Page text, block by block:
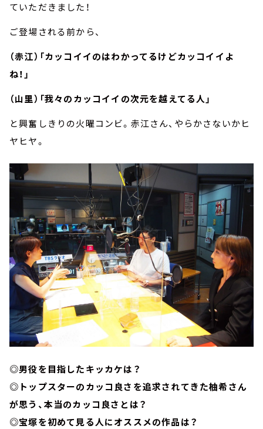
ていただきました！
ご登場される前から、
（赤江）「カッコイイのはわかってるけどカッコイイよ
ね！」
（山里）「我々のカッコイイの次元を越えてる人」
と興奮しきりの火曜コンビ。赤江さん、やらかさないかヒ
ヤヒヤ。
◎男役を目指したキッカケは？
◎トップスターのカッコ良さを追求されてきた柚希さん
が思う、本当のカッコ良さとは？
◎宝塚を初めて見る人にオススメの作品は？